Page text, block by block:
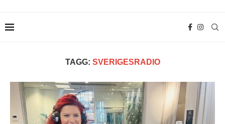
TAGG: SVERIGESRADIO